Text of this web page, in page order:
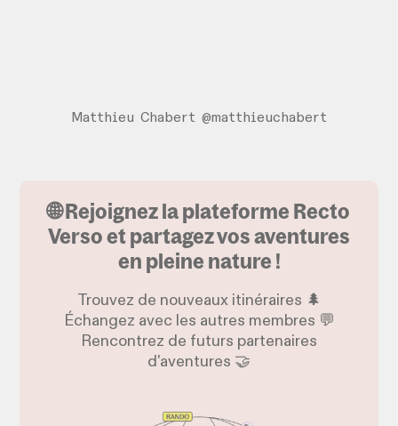
Matthieu Chabert @matthieuchabert
🌐 Rejoignez la plateforme Recto
Verso et partagez vos aventures
en pleine nature !
Trouvez de nouveaux itinéraires 🌲
Échangez avec les autres membres 💬
Rencontrez de futurs partenaires
d'aventures 🤝